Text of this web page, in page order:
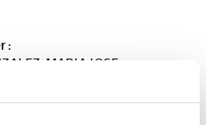
:
MARIA JOSE